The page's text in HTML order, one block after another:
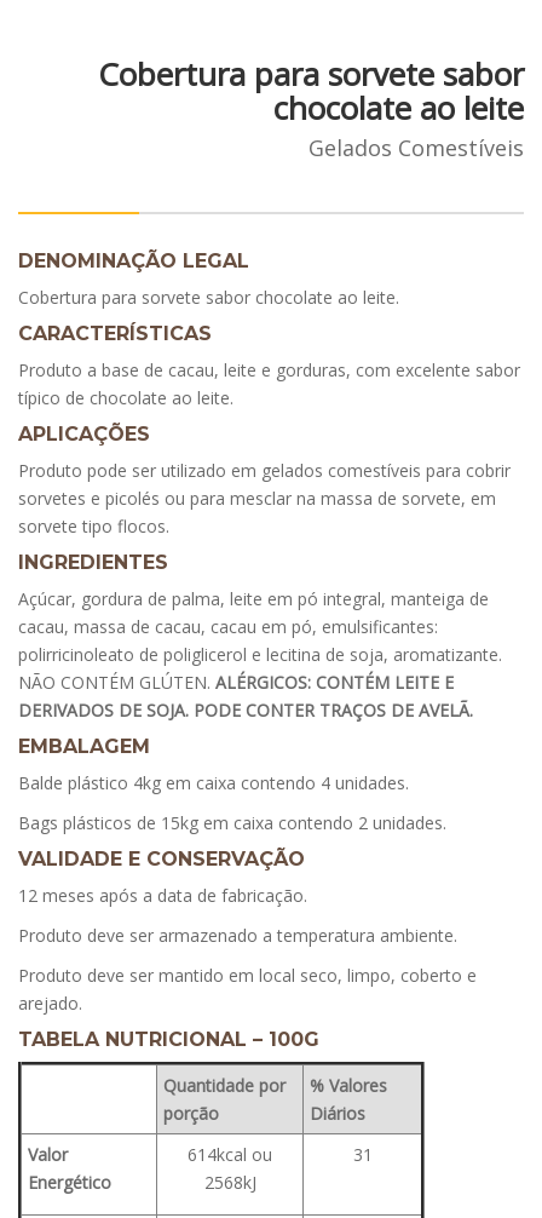
Cobertura para sorvete sabor
chocolate ao leite
Gelados Comestíveis
DENOMINAÇÃO LEGAL
Cobertura para sorvete sabor chocolate ao leite.
CARACTERÍSTICAS
Produto a base de cacau, leite e gorduras, com excelente sabor
típico de chocolate ao leite.
APLICAÇÕES
Produto pode ser utilizado em gelados comestíveis para cobrir
sorvetes e picolés ou para mesclar na massa de sorvete, em
sorvete tipo flocos.
INGREDIENTES
Açúcar, gordura de palma, leite em pó integral, manteiga de
cacau, massa de cacau, cacau em pó, emulsificantes:
polirricinoleato de poliglicerol e lecitina de soja, aromatizante.
NÃO CONTÉM GLÚTEN. ALÉRGICOS: CONTÉM LEITE E
DERIVADOS DE SOJA. PODE CONTER TRAÇOS DE AVELÃ.
EMBALAGEM
Balde plástico 4kg em caixa contendo 4 unidades.
Bags plásticos de 15kg em caixa contendo 2 unidades.
VALIDADE E CONSERVAÇÃO
12 meses após a data de fabricação.
Produto deve ser armazenado a temperatura ambiente.
Produto deve ser mantido em local seco, limpo, coberto e
arejado.
TABELA NUTRICIONAL – 100G
Quantidade por
porção
% Valores
Diários
Valor
Energético
614kcal ou
2568kJ
31